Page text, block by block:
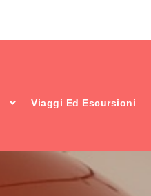
Viaggi Ed Escursioni